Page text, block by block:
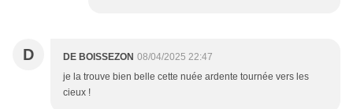
D DE BOISSEZON 08/04/2025 22:47
je la trouve bien belle cette nuée ardente tournée vers les
cieux !